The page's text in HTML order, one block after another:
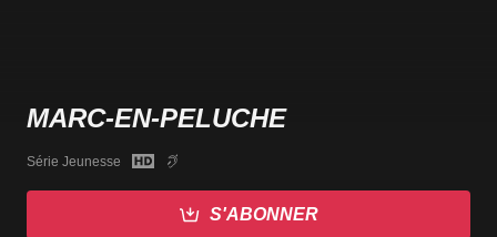
MARC-EN-PELUCHE
Série Jeunesse
S'ABONNER